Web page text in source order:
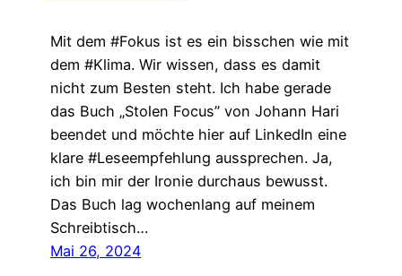
Mit dem #Fokus ist es ein bisschen wie mit
dem #Klima. Wir wissen, dass es damit
nicht zum Besten steht. Ich habe gerade
das Buch „Stolen Focus” von Johann Hari
beendet und möchte hier auf LinkedIn eine
klare #Leseempfehlung aussprechen. Ja,
ich bin mir der Ironie durchaus bewusst.
Das Buch lag wochenlang auf meinem
Schreibtisch…
Mai 26, 2024